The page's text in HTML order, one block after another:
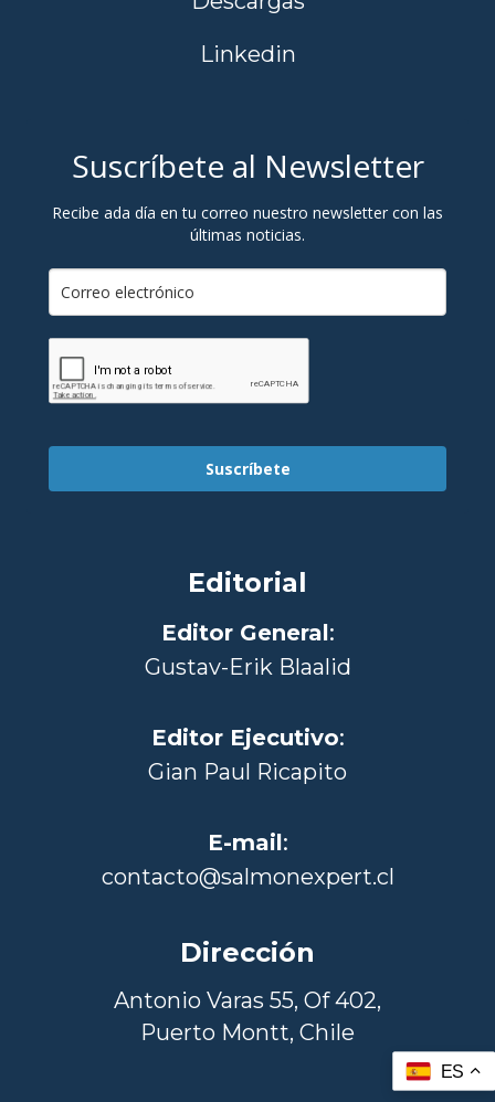
Linkedin
Suscríbete al Newsletter
Recibe ada día en tu correo nuestro newsletter con las
últimas noticias.
Suscríbete
Editorial
Editor General:
Gustav-Erik Blaalid
Editor Ejecutivo:
Gian Paul Ricapito
E-mail:
contacto@salmonexpert.cl
Dirección
Antonio Varas 55, Of 402,
Puerto Montt, Chile
ES